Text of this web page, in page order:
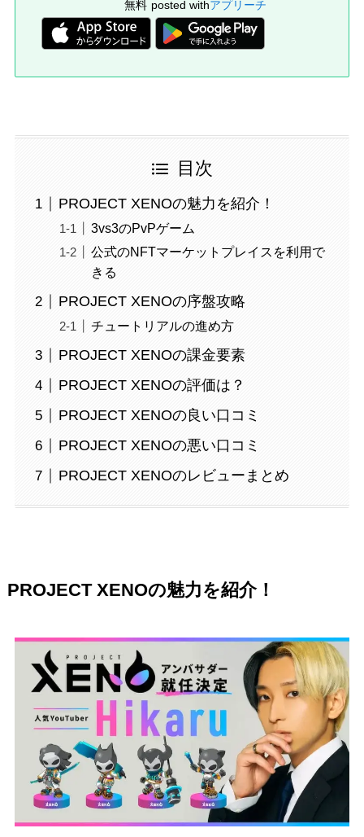
無料 posted withアプリーチ
目次
PROJECT XENOの魅力を紹介！
3vs3のPvPゲーム
公式のNFTマーケットプレイスを利用で
きる
PROJECT XENOの序盤攻略
チュートリアルの進め方
PROJECT XENOの課金要素
PROJECT XENOの評価は？
PROJECT XENOの良い口コミ
PROJECT XENOの悪い口コミ
PROJECT XENOのレビューまとめ
PROJECT XENOの魅力を紹介！